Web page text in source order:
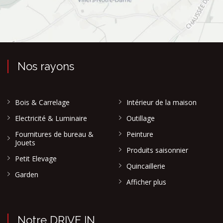
Nos rayons
Bois & Carrelage
Electricité & Luminaire
Fournitures de bureau &
Jouets
Petit Elevage
Garden
Intérieur de la maison
Outillage
Peinture
Produits saisonnier
Quincaillerie
Afficher plus
Notre DRIVE IN